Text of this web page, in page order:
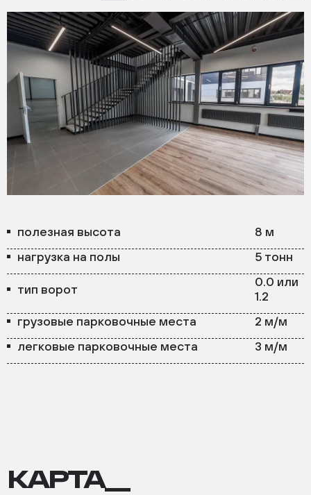
ФОРМАТЕ
полезная высота
8 м
нагрузка на полы
5 тонн
тип ворот
0.0 или
1.2
грузовые парковочные места
2 м/м
легковые парковочные места
3 м/м
КАРТА__